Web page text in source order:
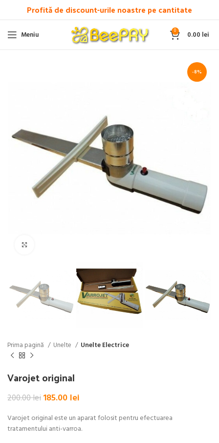
Profită de discount-urile noastre pe cantitate
Meniu 0 0.00 lei
-8%
Prima pagină Unelte Unelte Electrice
Varojet original
200.00leiPrețul
a
fost:
185.00 lei
este:
185.00 lei.
Varojet original este un aparat folosit pentru efectuarea
tratamentului anti-varroa.